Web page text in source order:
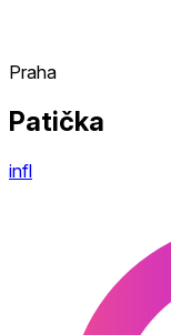
Praha
Patička
infl